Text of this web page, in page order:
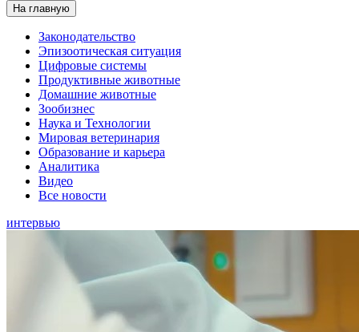
На главную
Законодательство
Эпизоотическая ситуация
Цифровые системы
Продуктивные животные
Домашние животные
Зообизнес
Наука и Технологии
Мировая ветеринария
Образование и карьера
Аналитика
Видео
Все новости
интервью